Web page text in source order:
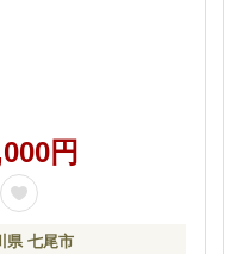
円
県 七尾市